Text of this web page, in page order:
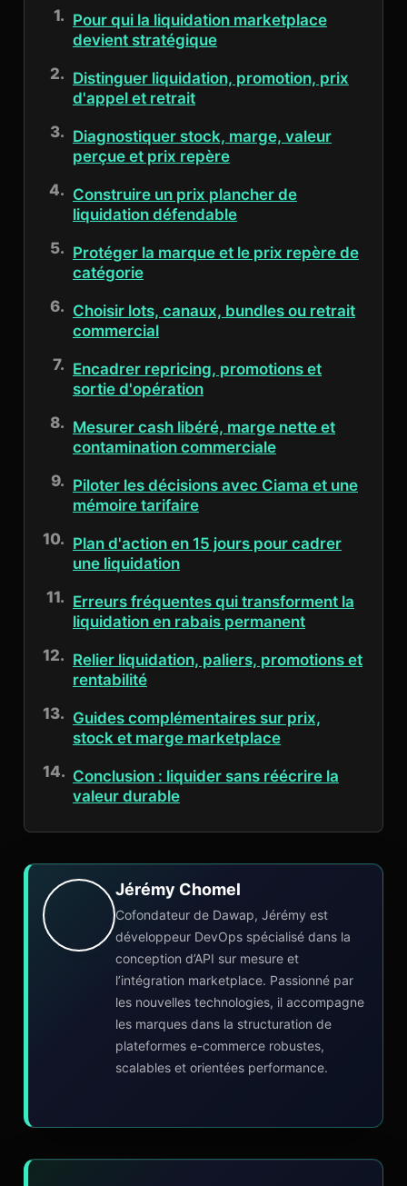
Pour qui la liquidation marketplace
devient stratégique
Distinguer liquidation, promotion, prix
d'appel et retrait
Diagnostiquer stock, marge, valeur
perçue et prix repère
Construire un prix plancher de
liquidation défendable
Protéger la marque et le prix repère de
catégorie
Choisir lots, canaux, bundles ou retrait
commercial
Encadrer repricing, promotions et
sortie d'opération
Mesurer cash libéré, marge nette et
contamination commerciale
Piloter les décisions avec Ciama et une
mémoire tarifaire
Plan d'action en 15 jours pour cadrer
une liquidation
Erreurs fréquentes qui transforment la
liquidation en rabais permanent
Relier liquidation, paliers, promotions et
rentabilité
Guides complémentaires sur prix,
stock et marge marketplace
Conclusion : liquider sans réécrire la
valeur durable
Jérémy Chomel
Cofondateur de Dawap, Jérémy est
développeur DevOps spécialisé dans la
conception d’API sur mesure et
l’intégration marketplace. Passionné par
les nouvelles technologies, il accompagne
les marques dans la structuration de
plateformes e-commerce robustes,
scalables et orientées performance.